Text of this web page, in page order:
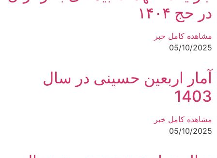
در حج ۱۴۰۴
مشاهده کامل خبر
05/10/2025
آمار اربعین حسینی در سال
1403
مشاهده کامل خبر
05/10/2025